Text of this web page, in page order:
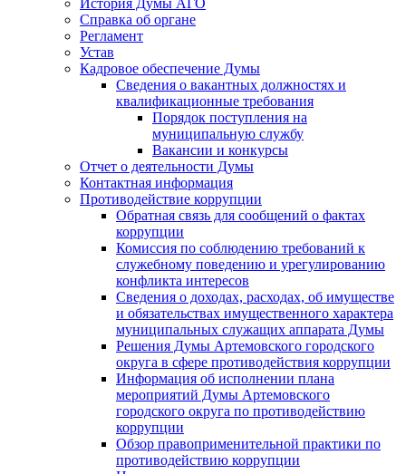
Справка об органе
Регламент
Устав
Кадровое обеспечение Думы
Сведения о вакантных должностях и
квалификационные требования
Порядок поступления на
муниципальную службу
Вакансии и конкурсы
Отчет о деятельности Думы
Контактная информация
Противодействие коррупции
Обратная связь для сообщений о фактах
коррупции
Комиссия по соблюдению требований к
служебному поведению и урегулированию
конфликта интересов
Сведения о доходах, расходах, об имуществе
и обязательствах имущественного характера
муниципальных служащих аппарата Думы
Решения Думы Артемовского городского
округа в сфере противодействия коррупции
Информация об исполнении плана
мероприятий Думы Артемовского
городского округа по противодействию
коррупции
Обзор правоприменительной практики по
противодействию коррупции